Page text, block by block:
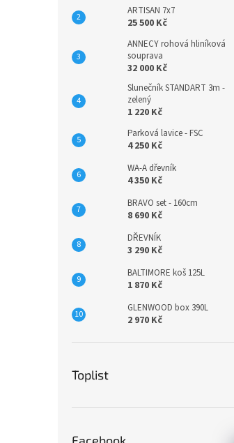
ARTISAN 7x7
25 500 Kč
ANNECY rohová hliníková
souprava
32 000 Kč
Slunečník STANDART 3m -
zelený
1 220 Kč
Parková lavice - FSC
4 250 Kč
WA-A dřevník
4 350 Kč
BRAVO set - 160cm
8 690 Kč
DŘEVNÍK
3 290 Kč
BALTIMORE koš 125L
1 870 Kč
GLENWOOD box 390L
2 970 Kč
Toplist